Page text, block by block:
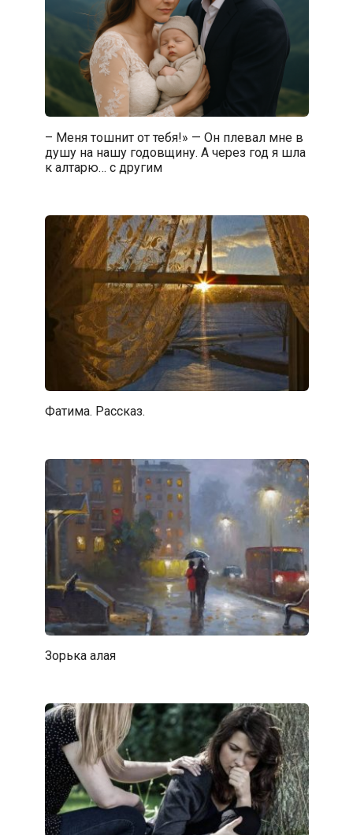
– Меня тошнит от тебя!» — Он плевал мне в
душу на нашу годовщину. А через год я шла
к алтарю… с другим
Фатима. Рассказ.
Зорька алая